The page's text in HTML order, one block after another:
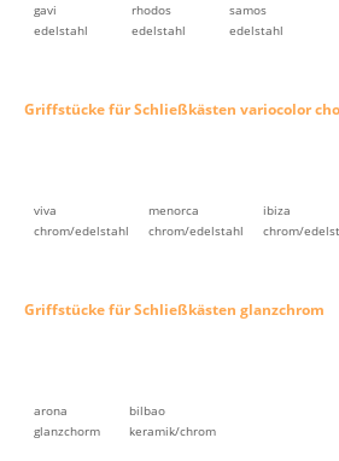
gavi
edelstahl
rhodos
edelstahl
samos
edelstahl
Griffstücke für Schließkästen variocolor
viva
chrom/edelstahl
menorca
chrom/edelstahl
ibiza
chrom/
Griffstücke für Schließkästen glanzchrom
arona
glanzchorm
bilbao
keramik/chrom